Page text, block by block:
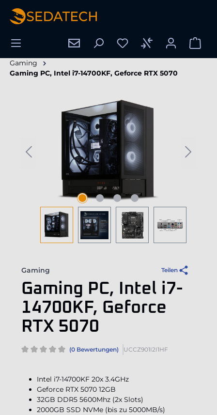
springen
Gaming
Gaming PC, Intel i7-14700KF, Geforce RTX 5070
Bildergalerie überspringen
Gaming Teilen
Gaming PC, Intel i7-
14700KF, Geforce
RTX 5070
(0 Bewertungen) UCCZ901I2I1HF
Intel i7-14700KF 20x 3.4GHz
Geforce RTX 5070 12GB
32GB DDR5 5600Mhz (2x Slots)
2000GB SSD NVMe (bis zu 5000MB/s)